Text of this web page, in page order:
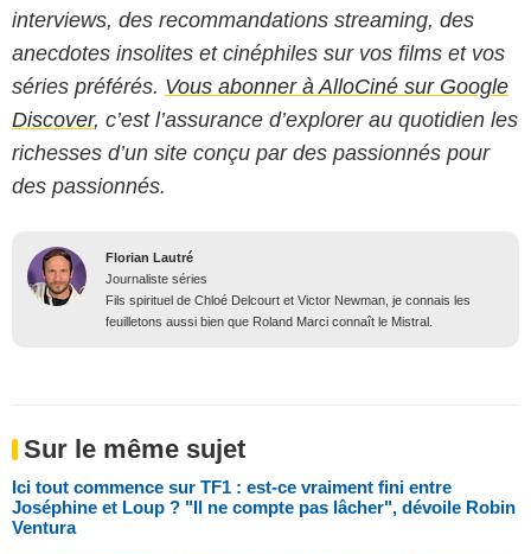
interviews, des recommandations streaming, des
anecdotes insolites et cinéphiles sur vos films et vos
séries préférés. Vous abonner à AlloCiné sur Google
Discover, c’est l’assurance d’explorer au quotidien les
richesses d’un site conçu par des passionnés pour
des passionnés.
Florian Lautré
Journaliste séries
Fils spirituel de Chloé Delcourt et Victor Newman, je connais les
feuilletons aussi bien que Roland Marci connaît le Mistral.
Sur le même sujet
Ici tout commence sur TF1 : est-ce vraiment fini entre
Joséphine et Loup ? "Il ne compte pas lâcher", dévoile Robin
Ventura